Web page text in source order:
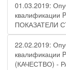
01.03.2019:
ПОКАЗАТЕЛИ
22.02.2019:
(КАЧЕСТВО) -